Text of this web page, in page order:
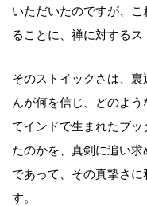
いただいたのですが、
ることに、禅に対するス
そのストイックさは、
んが何を信じ、どのよ
てインドで生まれたブ
たのかを、真剣に追い
であって、その真摯さ
す。